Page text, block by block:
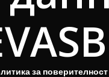
за поверителност